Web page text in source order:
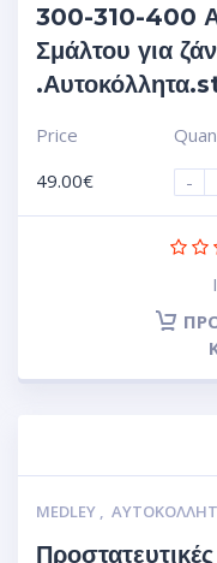
300-310-400
Σμάλτου για
Price
49.00€
-
MEDLEY ,